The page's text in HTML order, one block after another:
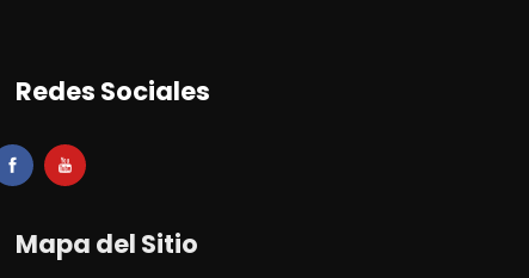
Redes Sociales
Mapa del Sitio